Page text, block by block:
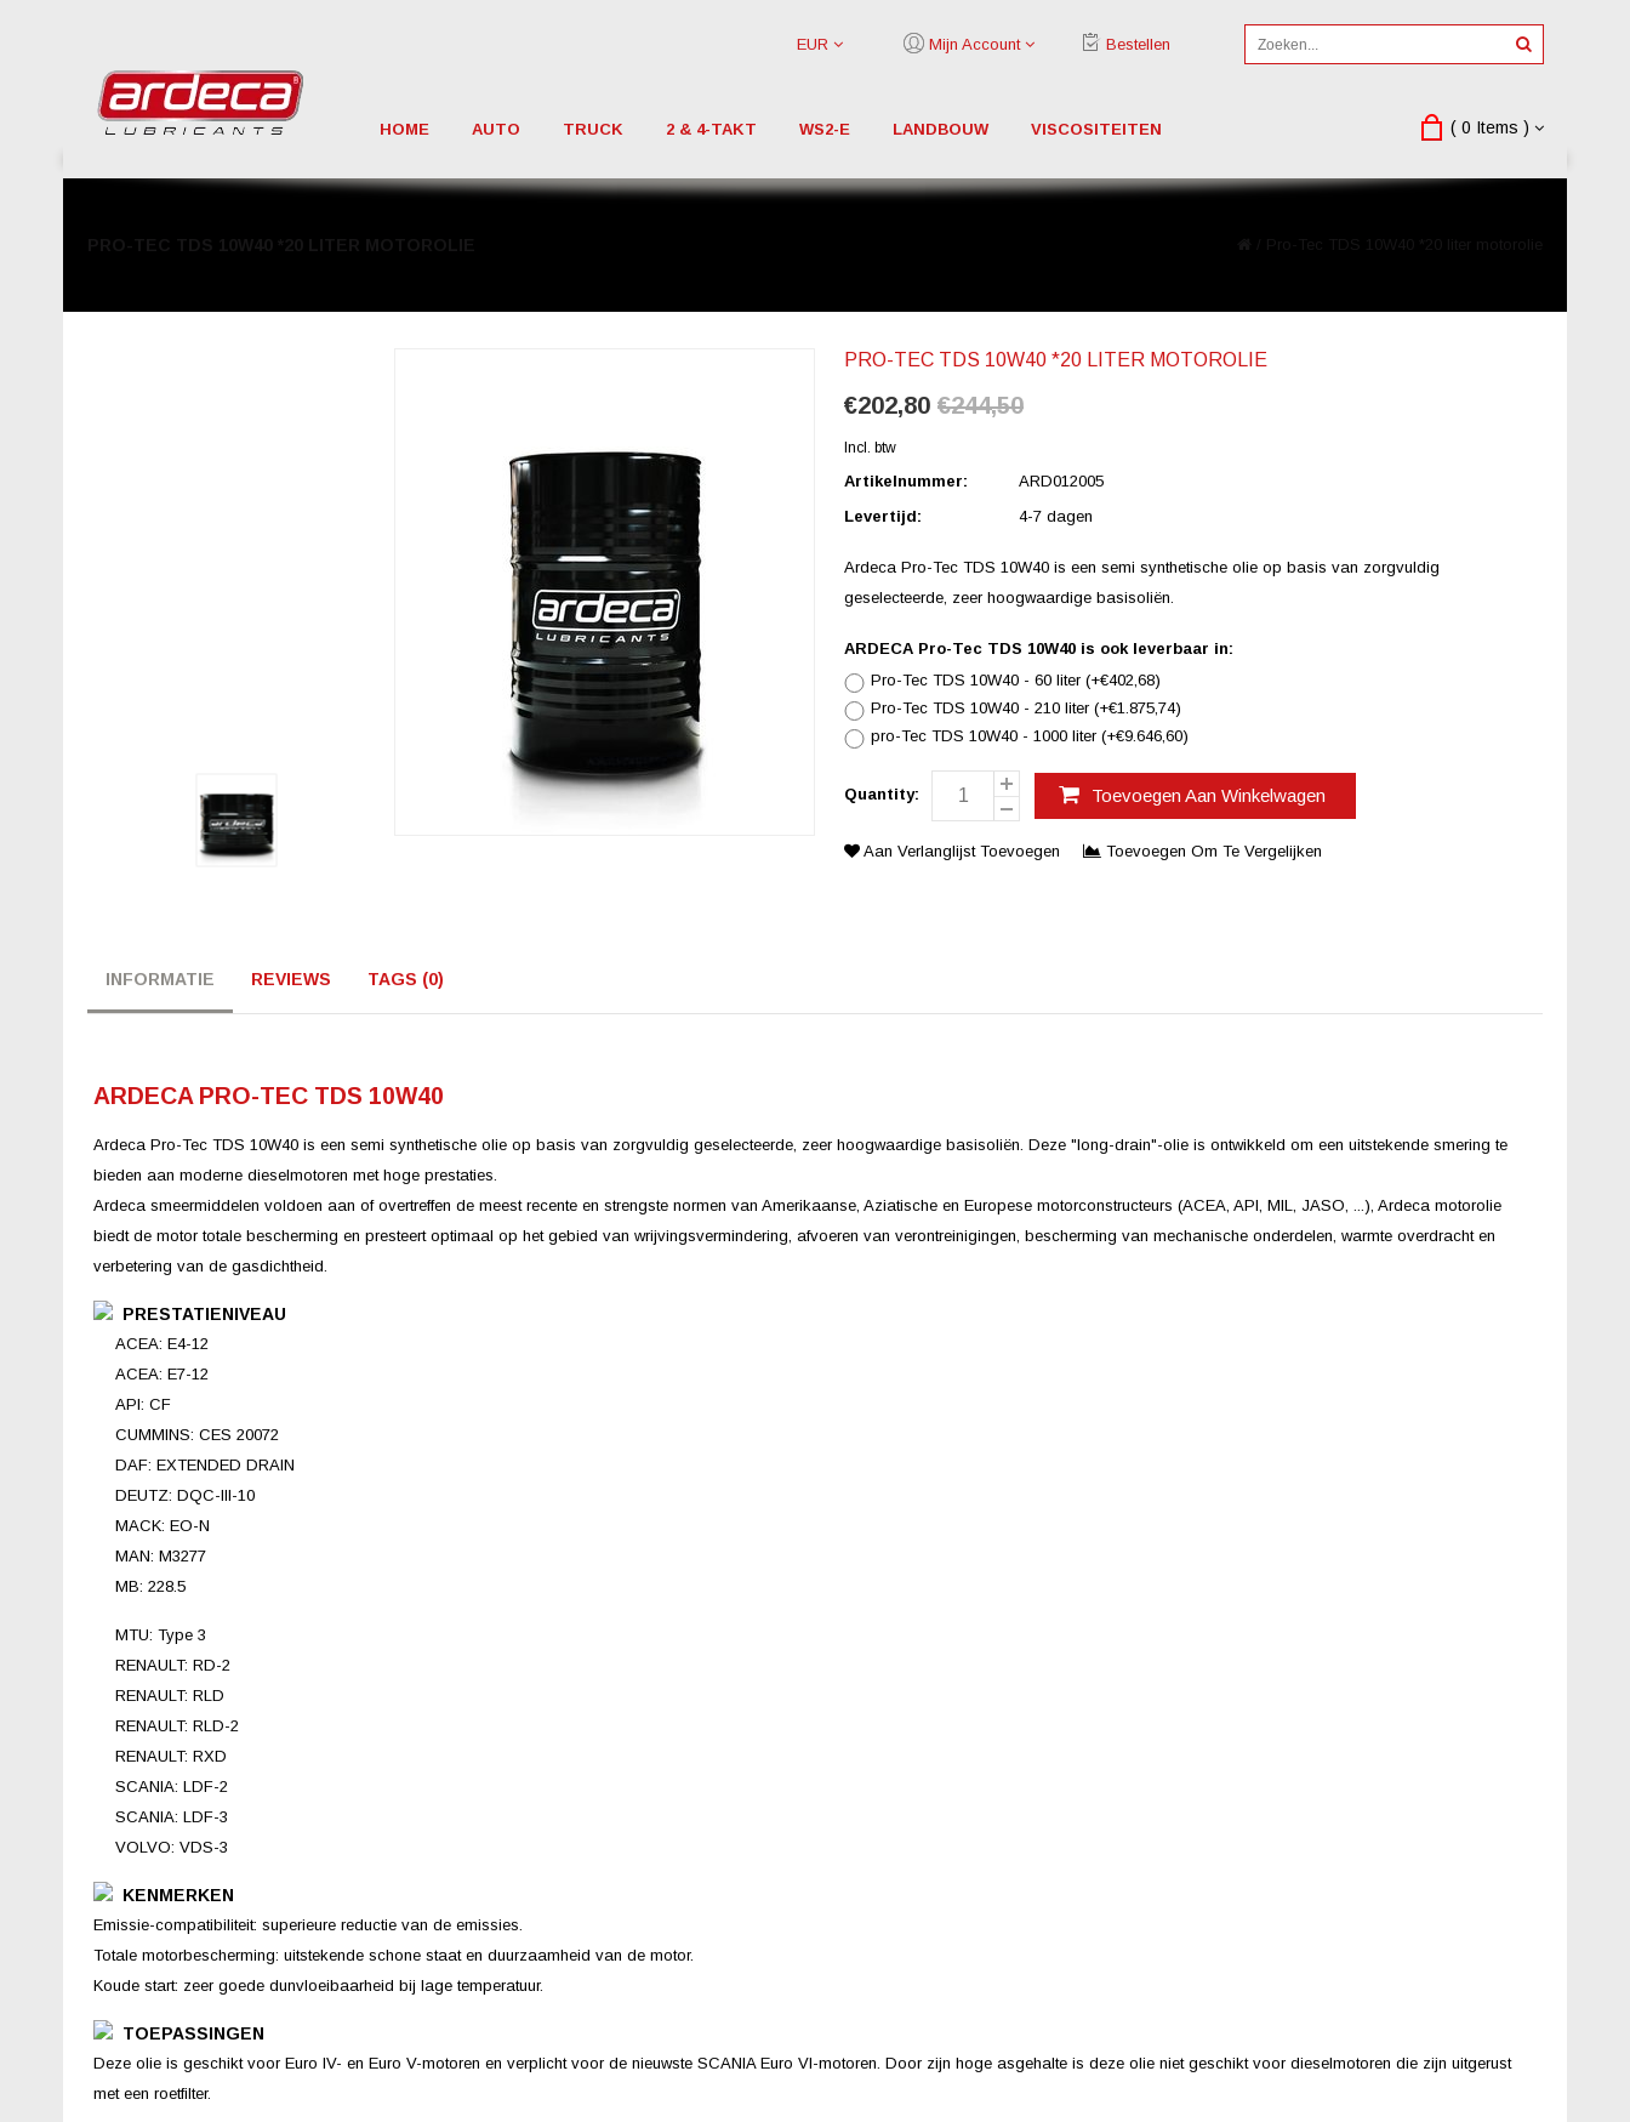
Mijn Account Bestellen
EUR
HOME AUTO TRUCK 2 & 4-TAKT WS2-E LANDBOUW VISCOSITEITEN ( 0 Items )
PRO-TEC TDS 10W40 *20 LITER MOTOROLIE
€202,80 €244,50
Incl. btw
Artikelnummer:
ARD012005
Levertijd:
4-7 dagen
Ardeca Pro-Tec TDS 10W40 is een semi synthetische olie op basis van zorgvuldig
geselecteerde, zeer hoogwaardige basisoliën.
ARDECA Pro-Tec TDS 10W40 is ook leverbaar in:
Pro-Tec TDS 10W40 - 60 liter (+€402,68)
Pro-Tec TDS 10W40 - 210 liter (+€1.875,74)
pro-Tec TDS 10W40 - 1000 liter (+€9.646,60)
Quantity: Toevoegen Aan Winkelwagen
Aan Verlanglijst Toevoegen Toevoegen Om Te Vergelijken
INFORMATIE REVIEWS TAGS (0)
ARDECA PRO-TEC TDS 10W40
Ardeca Pro-Tec TDS 10W40 is een semi synthetische olie op basis van zorgvuldig geselecteerde, zeer hoogwaardige basisoliën. Deze "long-drain"-olie is ontwikkeld om een uitstekende smering te
bieden aan moderne dieselmotoren met hoge prestaties.
Ardeca smeermiddelen voldoen aan of overtreffen de meest recente en strengste normen van Amerikaanse, Aziatische en Europese motorconstructeurs (ACEA, API, MIL, JASO, ...), Ardeca motorolie
biedt de motor totale bescherming en presteert optimaal op het gebied van wrijvingsvermindering, afvoeren van verontreinigingen, bescherming van mechanische onderdelen, warmte overdracht en
verbetering van de gasdichtheid.
PRESTATIENIVEAU
ACEA: E4-12
ACEA: E7-12
API: CF
CUMMINS: CES 20072
DAF: EXTENDED DRAIN
DEUTZ: DQC-III-10
MACK: EO-N
MAN: M3277
MB: 228.5
MTU: Type 3
RENAULT: RD-2
RENAULT: RLD
RENAULT: RLD-2
RENAULT: RXD
SCANIA: LDF-2
SCANIA: LDF-3
VOLVO: VDS-3
KENMERKEN
Emissie-compatibiliteit: superieure reductie van de emissies.
Totale motorbescherming: uitstekende schone staat en duurzaamheid van de motor.
Koude start: zeer goede dunvloeibaarheid bij lage temperatuur.
TOEPASSINGEN
Deze olie is geschikt voor Euro IV- en Euro V-motoren en verplicht voor de nieuwste SCANIA Euro VI-motoren. Door zijn hoge asgehalte is deze olie niet geschikt voor dieselmotoren die zijn uitgerust
met een roetfilter.